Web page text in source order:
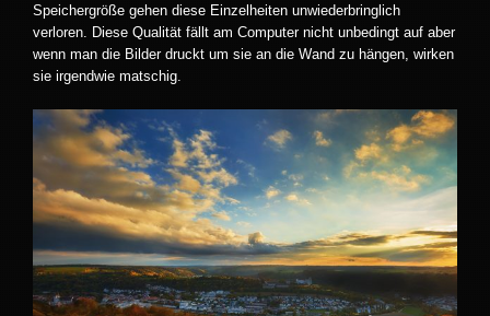
Speichergröße gehen diese Einzelheiten unwiederbringlich
verloren. Diese Qualität fällt am Computer nicht unbedingt auf aber
wenn man die Bilder druckt um sie an die Wand zu hängen, wirken
sie irgendwie matschig.